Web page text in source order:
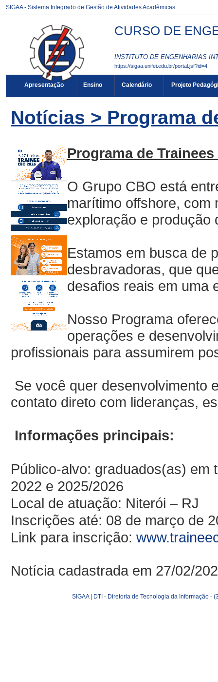
SIGAA - Sistema Integrado de Gestão de Atividades Acadêmicas
CURSO DE
INSTITUTO DE ENGENHARIAS
https://sigaa.unifei.edu.br/portal.jsf?id=4
Apresentação Ensino Calendário Projeto
Notícias > Programa
Programa de
O Grupo CBO está
marítimo offshore, com
exploração e produção
Estamos em busca de
desbravadoras, que
desafios reais em uma
Nosso Programa
operações e
profissionais para assumirem
Se você quer desenvolvimento
contato direto com lideranças,
Informações principais:
Público-alvo: graduados(as) em
2022 e 2025/2026
Local de atuação: Niterói – RJ
Inscrições até: 08 de março de
Link para inscrição:
Notícia cadastrada em 27/02/
SIGAA | DTI - Diretoria de Tecnologia da Informação